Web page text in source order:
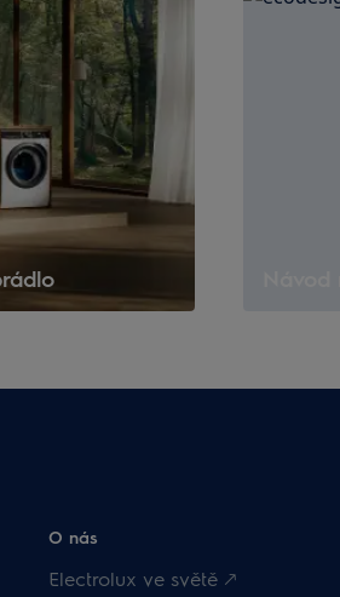
O nás
Electrolux ve světě 🡕